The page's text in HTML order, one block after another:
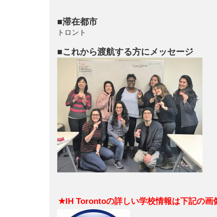
■滞在都市
トロント
■これから渡航する方にメッセージ
★IH Torontoの詳しい学校情報は下記の画